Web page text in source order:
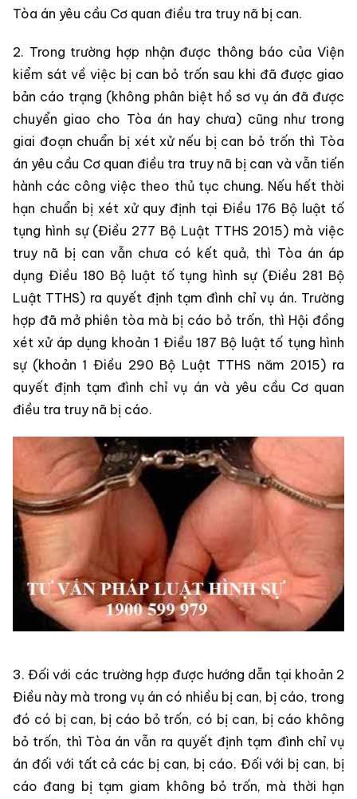
Tòa án yêu cầu Cơ quan điều tra truy nã bị can.
2. Trong trường hợp nhận được thông báo của Viện
kiểm sát về việc bị can bỏ trốn sau khi đã được giao
bản cáo trạng (không phân biệt hồ sơ vụ án đã được
chuyển giao cho Tòa án hay chưa) cũng như trong
giai đoạn chuẩn bị xét xử nếu bị can bỏ trốn thì Tòa
án yêu cầu Cơ quan điều tra truy nã bị can và vẫn tiến
hành các công việc theo thủ tục chung. Nếu hết thời
hạn chuẩn bị xét xử quy định tại Điều 176 Bộ luật tố
tụng hình sự (Điều 277 Bộ Luật TTHS 2015) mà việc
truy nã bị can vẫn chưa có kết quả, thì Tòa án áp
dụng Điều 180 Bộ luật tố tụng hình sự (Điều 281 Bộ
Luật TTHS) ra quyết định tạm đình chỉ vụ án. Trường
hợp đã mở phiên tòa mà bị cáo bỏ trốn, thì Hội đồng
xét xử áp dụng khoản 1 Điều 187 Bộ luật tố tụng hình
sự (khoản 1 Điều 290 Bộ Luật TTHS năm 2015) ra
quyết định tạm đình chỉ vụ án và yêu cầu Cơ quan
điều tra truy nã bị cáo.
3. Đối với các trường hợp được hướng dẫn tại khoản 2
Điều này mà trong vụ án có nhiều bị can, bị cáo, trong
đó có bị can, bị cáo bỏ trốn, có bị can, bị cáo không
bỏ trốn, thì Tòa án vẫn ra quyết định tạm đình chỉ vụ
án đối với tất cả các bị can, bị cáo. Đối với bị can, bị
cáo đang bị tạm giam không bỏ trốn, mà thời hạn